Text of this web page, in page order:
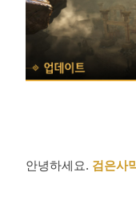
안녕하세요. 검은사